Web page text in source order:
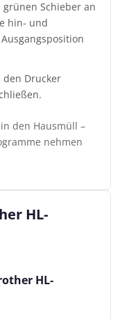
Schieber an
hin- und
Drucker
den Hausmüll –
nehmen
HL-
HL-